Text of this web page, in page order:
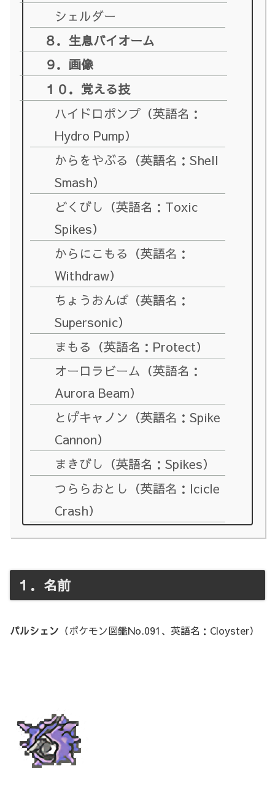
シェルダー
８．生息バイオーム
９．画像
１０．覚える技
ハイドロポンプ（英語名：
Hydro Pump）
からをやぶる（英語名：Shell
Smash）
どくびし（英語名：Toxic
Spikes）
からにこもる（英語名：
Withdraw）
ちょうおんぱ（英語名：
Supersonic）
まもる（英語名：Protect）
オーロラビーム（英語名：
Aurora Beam）
とげキャノン（英語名：Spike
Cannon）
まきびし（英語名：Spikes）
つららおとし（英語名：Icicle
Crash）
１．名前
パルシェン （ポケモン図鑑No.091、英語名：Cloyster）